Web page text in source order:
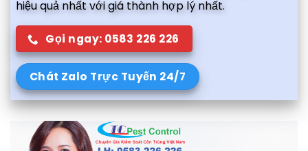
hiệu quả nhất với giá thành hợp lý nhất.
Gọi ngay: 0583 226 226
Chát Zalo Trực Tuyến 24/7